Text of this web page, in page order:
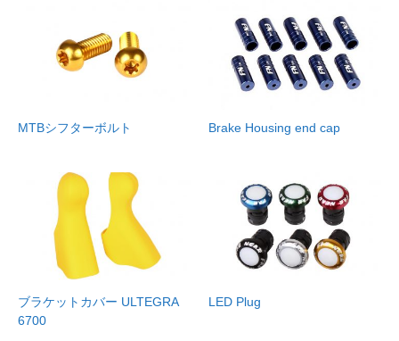
MTBシフターボルト Brake Housing end cap
ブラケットカバー ULTEGRA
6700
LED Plug